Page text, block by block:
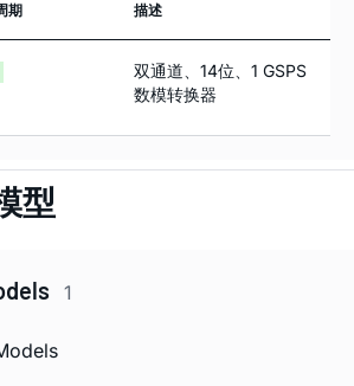
期 描述
双通道、14位、1 GSPS
数模转换器
型
1